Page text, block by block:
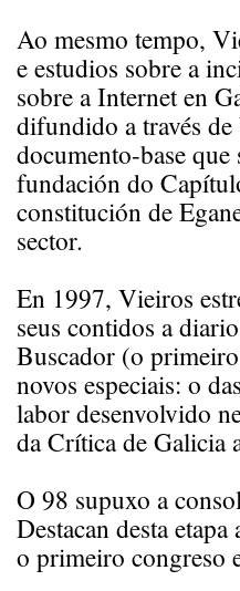
Ao mesmo tempo,
e estudios sobre a
sobre a Internet en
difundido a través
documento-base
fundación do
constitución de
sector.
En 1997, Vieiros
seus contidos a
Buscador (o
novos especiais: o das
labor desenvolvido
da Crítica de Galicia
O 98 supuxo a
Destacan desta
o primeiro congreso